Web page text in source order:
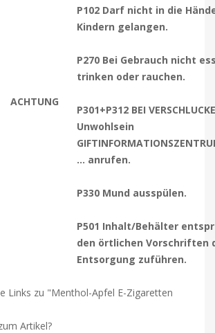
ACHTUNG
P102 Darf nicht in die
Kindern gelangen.
P270 Bei Gebrauch nicht
trinken oder rauchen.
P301+P312 BEI
Unwohlsein
… anrufen.
P330 Mund ausspülen.
P501 Inhalt/Behälter
den örtlichen Vorschriften
Entsorgung zuführen.
Links zu "Menthol-Apfel E-Zigaretten
Artikel?